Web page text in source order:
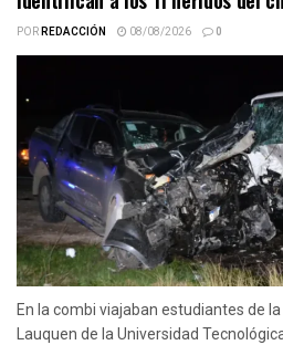
PORREDACCIÓN 08/08/2026 0
En la combi viajaban estudiantes de
Lauquen de la Universidad